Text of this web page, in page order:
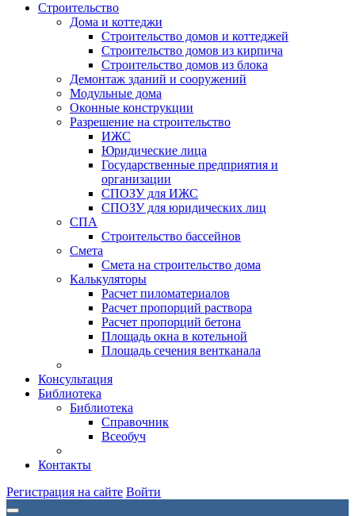
Строительство
Дома и коттеджи
Строительство домов и коттеджей
Строительство домов из кирпича
Строительство домов из блока
Демонтаж зданий и сооружений
Модульные дома
Оконные конструкции
Разрешение на строительство
ИЖС
Юридические лица
Государственные предприятия и
организации
СПОЗУ для ИЖС
СПОЗУ для юридических лиц
СПА
Строительство бассейнов
Смета
Смета на строительство дома
Калькуляторы
Расчет пиломатериалов
Расчет пропорций раствора
Расчет пропорций бетона
Площадь окна в котельной
Площадь сечения вентканала
Консультация
Библиотека
Библиотека
Справочник
Всеобуч
Контакты
Регистрация на сайте Войти